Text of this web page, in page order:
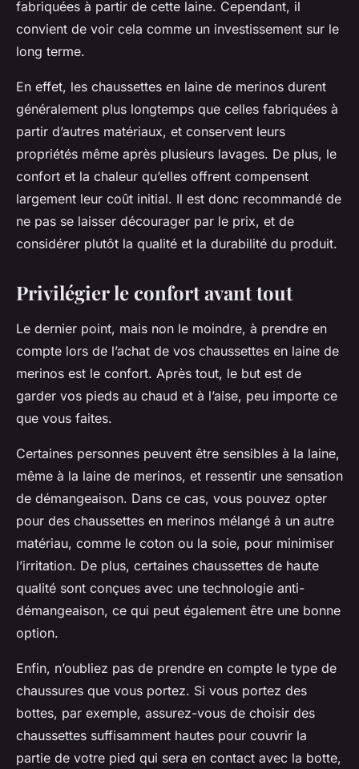
fabriquées à partir de cette laine. Cependant, il
convient de voir cela comme un investissement sur le
long terme.
En effet, les chaussettes en laine de merinos durent
généralement plus longtemps que celles fabriquées à
partir d’autres matériaux, et conservent leurs
propriétés même après plusieurs lavages. De plus, le
confort et la chaleur qu’elles offrent compensent
largement leur coût initial. Il est donc recommandé de
ne pas se laisser décourager par le prix, et de
considérer plutôt la qualité et la durabilité du produit.
Privilégier le confort avant tout
Le dernier point, mais non le moindre, à prendre en
compte lors de l’achat de vos chaussettes en laine de
merinos est le confort. Après tout, le but est de
garder vos pieds au chaud et à l’aise, peu importe ce
que vous faites.
Certaines personnes peuvent être sensibles à la laine,
même à la laine de merinos, et ressentir une sensation
de démangeaison. Dans ce cas, vous pouvez opter
pour des chaussettes en merinos mélangé à un autre
matériau, comme le coton ou la soie, pour minimiser
l’irritation. De plus, certaines chaussettes de haute
qualité sont conçues avec une technologie anti-
démangeaison, ce qui peut également être une bonne
option.
Enfin, n’oubliez pas de prendre en compte le type de
chaussures que vous portez. Si vous portez des
bottes, par exemple, assurez-vous de choisir des
chaussettes suffisamment hautes pour couvrir la
partie de votre pied qui sera en contact avec la botte,